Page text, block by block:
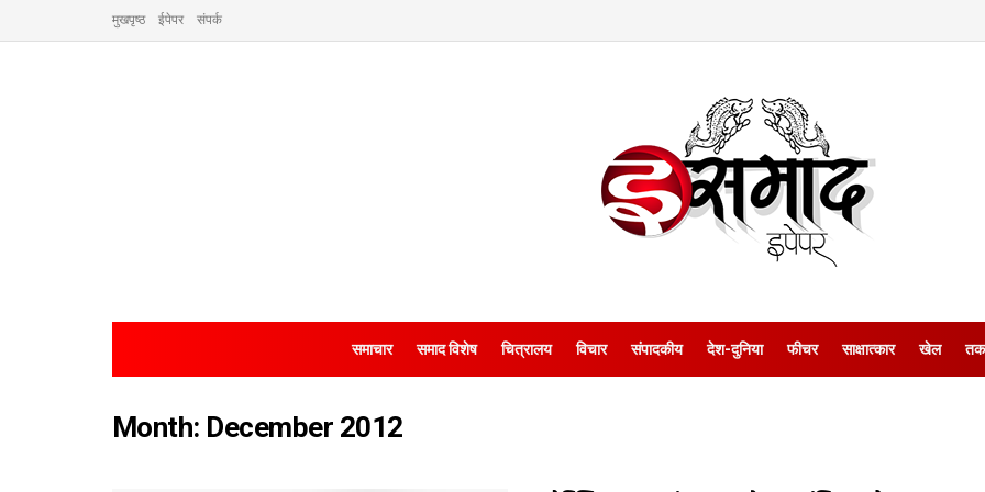
मुखपृष्ठ ईपेपर संपर्क
समाचार समाद विशेष चित्रालय विचार संपादकीय देश-दुनिया फीचर साक्षात्‍कार खेल
Month: December 2012